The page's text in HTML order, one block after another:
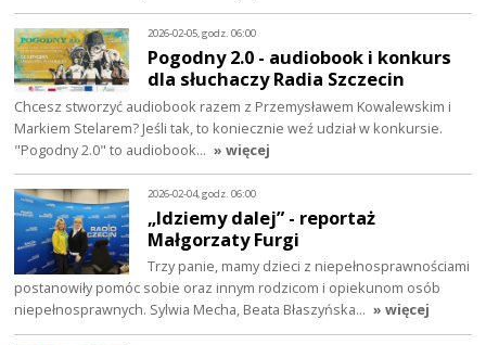
2026-02-05, godz. 06:00
Pogodny 2.0 - audiobook i konkurs
dla słuchaczy Radia Szczecin
Chcesz stworzyć audiobook razem z Przemysławem Kowalewskim i
Markiem Stelarem? Jeśli tak, to koniecznie weź udział w konkursie.
"Pogodny 2.0" to audiobook… » więcej
2026-02-04, godz. 06:00
„Idziemy dalej” - reportaż
Małgorzaty Furgi
Trzy panie, mamy dzieci z niepełnosprawnościami
postanowiły pomóc sobie oraz innym rodzicom i opiekunom osób
niepełnosprawnych. Sylwia Mecha, Beata Błaszyńska… » więcej